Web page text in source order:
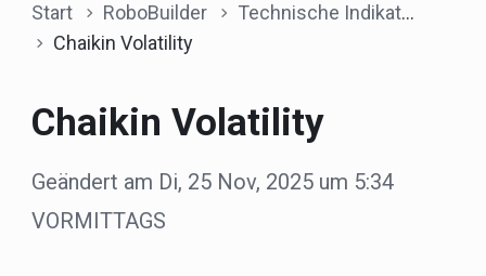
Start RoboBuilder
Technische Indikatoren
Chaikin Volatility
Chaikin Volatility
Geändert am Di, 25 Nov, 2025 um 5:34
VORMITTAGS